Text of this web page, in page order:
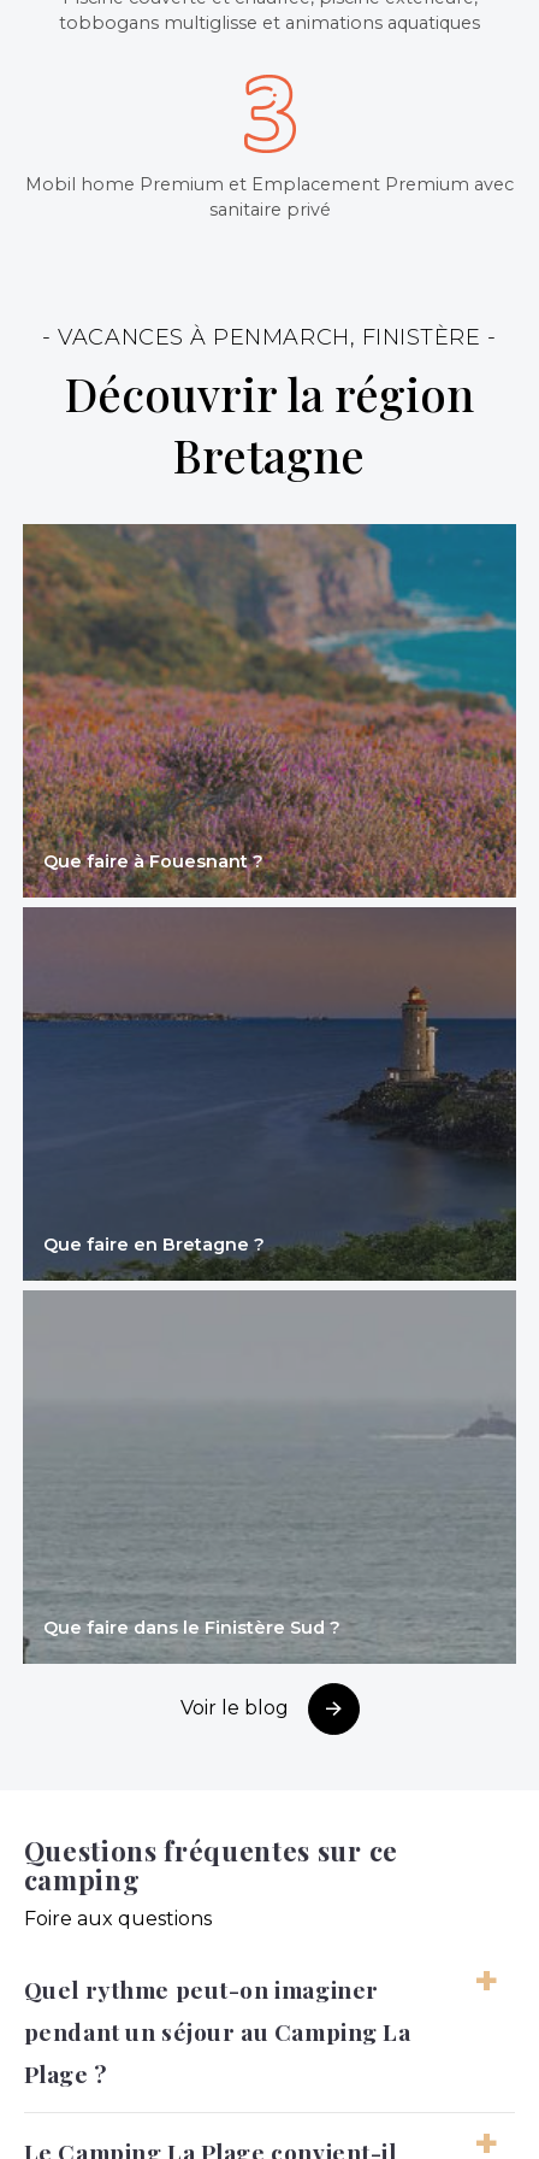
tobbogans multiglisse et animations aquatiques
Mobil home Premium et Emplacement Premium avec
sanitaire privé
- VACANCES À PENMARCH, FINISTÈRE -
Découvrir la région
Bretagne
Que faire à Fouesnant ?
Que faire en Bretagne ?
Que faire dans le Finistère Sud ?
Voir le blog
Questions fréquentes sur ce
camping
Foire aux questions
Quel rythme peut-on imaginer
pendant un séjour au Camping La
Plage ?
Le Camping La Plage convient-il